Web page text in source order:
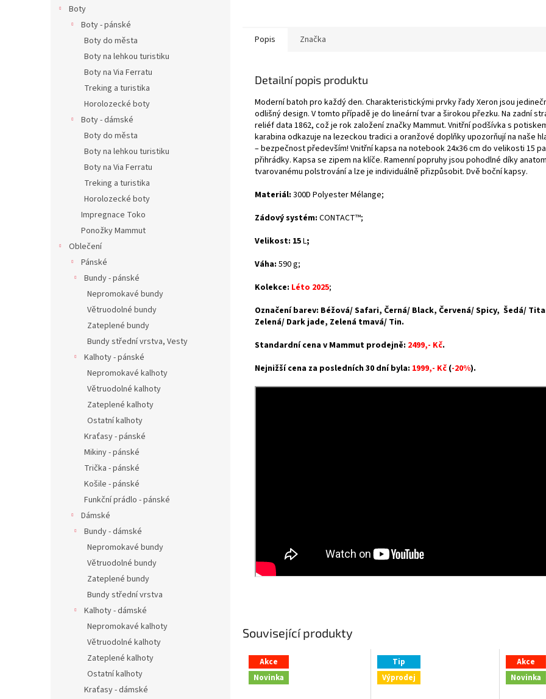
Boty
Boty - pánské
Boty do města
Boty na lehkou turistiku
Boty na Via Ferratu
Treking a turistika
Horolozecké boty
Boty - dámské
Boty do města
Boty na lehkou turistiku
Boty na Via Ferratu
Treking a turistika
Horolozecké boty
Impregnace Toko
Ponožky Mammut
Oblečení
Pánské
Bundy - pánské
Nepromokavé bundy
Větruodolné bundy
Zateplené bundy
Bundy střední vrstva, Vesty
Kalhoty - pánské
Nepromokavé kalhoty
Větruodolné kalhoty
Zateplené kalhoty
Ostatní kalhoty
Kraťasy - pánské
Mikiny - pánské
Trička - pánské
Košile - pánské
Funkční prádlo - pánské
Dámské
Bundy - dámské
Nepromokavé bundy
Větruodolné bundy
Zateplené bundy
Bundy střední vrstva
Kalhoty - dámské
Nepromokavé kalhoty
Větruodolné kalhoty
Zateplené kalhoty
Ostatní kalhoty
Kraťasy - dámské
Související produkty
Akce
Novinka
Tip
Výprodej
Akce
Novinka
Popis Značka
Detailní popis produktu
Moderní batoh pro každý den. Charakteristickými prvky řady Xeron jsou
odlišný design. V tomto případě je do lineární tvar a širokou přezku. Na zadní
reliéf data 1862, což je rok založení značky Mammut. Vnitřní podšívka s
karabina odkazuje na lezeckou tradici a oranžové doplňky upozorňují na naše
– bezpečnost především! Vnitřní kapsa na notebook 24x36 cm do velikosti 15
přihrádky. Kapsa se zipem na klíče. Ramenní popruhy jsou pohodlné díky
tvarovanému polstrování a lze je individuálně přizpůsobit. Dvě boční kapsy.
Materiál: 300D Polyester Mélange;
Zádový systém: CONTACT™;
Velikost: 15L;
Váha: 590 g;
Kolekce: Léto 2025;
Označení barev: Béžová/ Safari, Černá/ Black, Červená/ Spicy, Šedá/
Zelená/ Dark jade, Zelená tmavá/ Tin.
Standardní cena v Mammut prodejně: 2499,- Kč.
Nejnižší cena za posledních 30 dní byla: 1999,- Kč (-20%).